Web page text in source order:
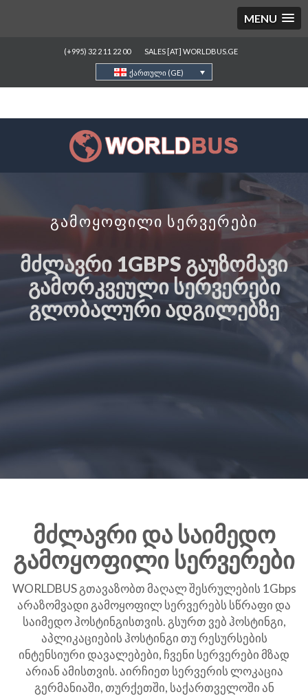
MENU
(+995) 32 2 11 22 00 SALES [AT] WORLDBUS.GE
ქართული (GE)
გამოყოფილი სერვერები
ᲛᲫᲚᲐᲕᲠᲘ 1GBPS ᲒᲐᲣᲖᲝᲛᲐᲕᲘ
ᲒᲐᲛᲝᲠᲙᲕᲔᲣᲚᲘ ᲡᲔᲠᲕᲔᲠᲔᲑᲘ
ᲒᲚᲝᲑᲐᲚᲣᲠᲘ ᲐᲓᲒᲘᲚᲔᲑᲖᲔ
მძლავრი და საიმედო
გამოყოფილი სერვერები
WORLDBUS გთავაზობთ მაღალ შესრულების 1Gbps
არაზომვადი გამოყოფილ სერვერებს სწრაფი და
საიმედო ჰოსტინგისთვის. გსურთ ვებ ჰოსტინგი,
აპლიკაციების ჰოსტინგი თუ რესურსების
ინტენსიური დავალებები, ჩვენი სერვერები მზად
არიან ამისთვის. აირჩიეთ სერვერის ლოკაცია
გერმანიაში, თურქეთში, საქართველოში ან